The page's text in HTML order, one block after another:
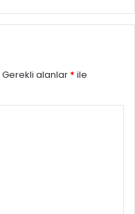
Gerekli alanlar * ile